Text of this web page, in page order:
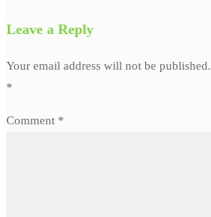
Leave a Reply
Your email address will not be published.
*
Comment *